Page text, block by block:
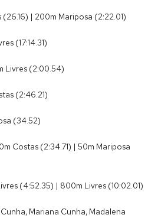
| 200m Mariposa (2:22.01)
(17:14.31)
Livres (2:00.54)
(2:46.21)
(34.52)
Costas (2:34.71) | 50m Mariposa
(4:52.35) | 800m Livres (10:02.01)
Mariana Cunha, Madalena